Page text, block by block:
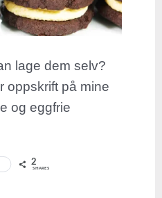
lage dem selv?
oppskrift på mine
og eggfrie
Share 2
SHARES